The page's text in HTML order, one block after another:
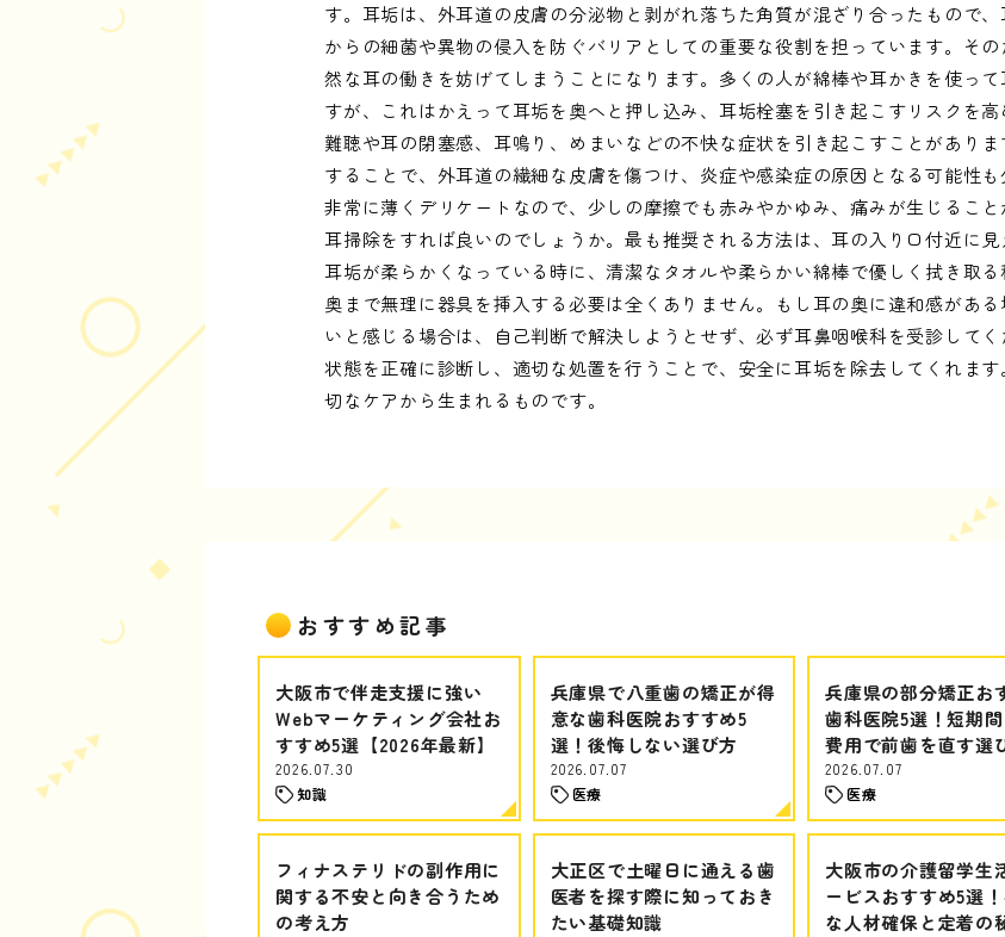
す。耳垢は、外耳道の皮膚の分泌物と剥がれ落ちた角質が混ざり合ったもので
からの細菌や異物の侵入を防ぐバリアとしての重要な役割を担っています。そ
然な耳の働きを妨げてしまうことになります。多くの人が綿棒や耳かきを使っ
すが、これはかえって耳垢を奥へと押し込み、耳垢栓塞を引き起こすリスクを高
難聴や耳の閉塞感、耳鳴り、めまいなどの不快な症状を引き起こすことがあり
することで、外耳道の繊細な皮膚を傷つけ、炎症や感染症の原因となる可能性
非常に薄くデリケートなので、少しの摩擦でも赤みやかゆみ、痛みが生じるこ
耳掃除をすれば良いのでしょうか。最も推奨される方法は、耳の入り口付近に
耳垢が柔らかくなっている時に、清潔なタオルや柔らかい綿棒で優しく拭き取
奥まで無理に器具を挿入する必要は全くありません。もし耳の奥に違和感があ
いと感じる場合は、自己判断で解決しようとせず、必ず耳鼻咽喉科を受診して
状態を正確に診断し、適切な処置を行うことで、安全に耳垢を除去してくれま
切なケアから生まれるものです。
おすすめ記事
大阪市で伴走支援に強い
Webマーケティング会社お
すすめ5選【2026年最新】
2026.07.30
知識
兵庫県で八重歯の矯正が得
意な歯科医院おすすめ5
選！後悔しない選び方
2026.07.07
医療
兵庫県の部分矯正お
歯科医院5選！短期
費用で前歯を直す選
2026.07.07
医療
フィナステリドの副作用に
関する不安と向き合うため
の考え方
大正区で土曜日に通える歯
医者を探す際に知っておき
たい基礎知識
大阪市の介護留学生
ービスおすすめ5選
な人材確保と定着の